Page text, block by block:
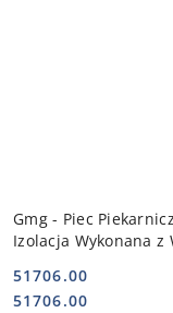
Gmg - Piec
Izolacja Wykonana z
Cena:
51706.00
Cena:
51706.00